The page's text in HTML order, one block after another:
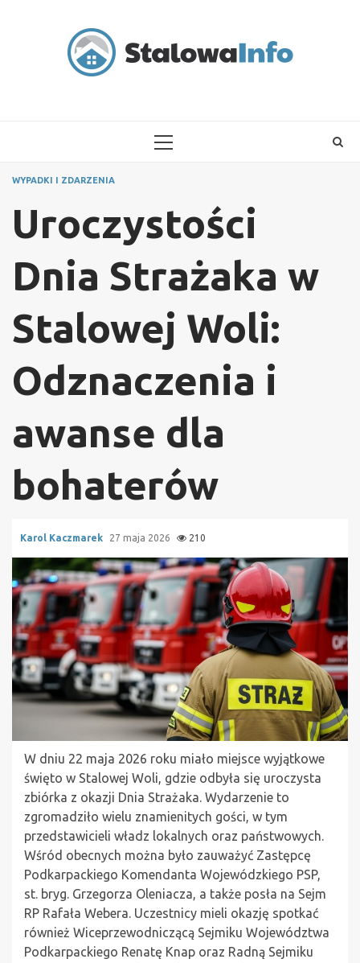
PRIMARY
WYPADKI I ZDARZENIA
Uroczystości
Dnia Strażaka w
Stalowej Woli:
Odznaczenia i
awanse dla
bohaterów
Karol Kaczmarek 27 maja 2026 210
W dniu 22 maja 2026 roku miało miejsce wyjątkowe
święto w Stalowej Woli, gdzie odbyła się uroczysta
zbiórka z okazji Dnia Strażaka. Wydarzenie to
zgromadziło wielu znamienitych gości, w tym
przedstawicieli władz lokalnych oraz państwowych.
Wśród obecnych można było zauważyć Zastępcę
Podkarpackiego Komendanta Wojewódzkiego PSP,
st. bryg. Grzegorza Oleniacza, a także posła na Sejm
RP Rafała Webera. Uczestnicy mieli okazję spotkać
również Wiceprzewodniczącą Sejmiku Województwa
Podkarpackiego Renatę Knap oraz Radną Sejmiku